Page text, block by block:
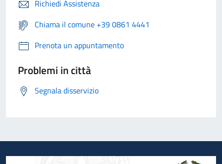
Richiedi Assistenza
Chiama il comune +39 0861 4441
Prenota un appuntamento
Problemi in città
Segnala disservizio